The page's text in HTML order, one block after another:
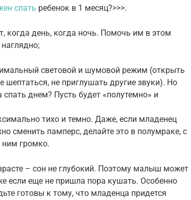
спать ребенок в 1 месяц?>>>.
когда день, когда ночь. Помочь им в этом
световой и шумовой режим (открыть
не приглушать другие звуки). Но
днем? Пусть будет «полутемно» и
тихо и темно. Даже, если младенец
сменить памперс, делайте это в полумраке, с
ним громко.
– сон не глубокий. Поэтому малыш может
если еще не пришла пора кушать. Особенно
готовы к тому, что младенца придется